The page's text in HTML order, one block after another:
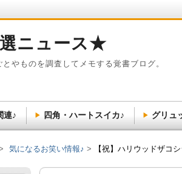
気になるお笑い情報♪ 【祝】ハリウッドザコ
ニュース★
やものを調査してメモする覚書ブログ。
連♪ 四角・ハートスイカ♪ グリュ